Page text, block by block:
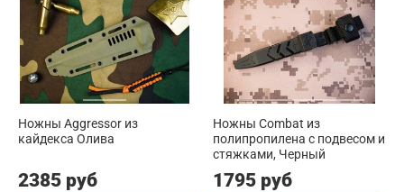
Ножны Aggressor из
кайдекса Олива
2385 руб
Ножны Combat из
полипропилена с подвесом и
стяжками, Черный
1795 руб